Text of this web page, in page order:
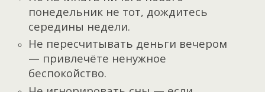
понедельник не тот, дождитесь
середины недели.
Не пересчитывать деньги вечером
— привлечёте ненужное
беспокойство.